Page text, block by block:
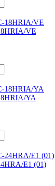
VE
YA
E1 (01)